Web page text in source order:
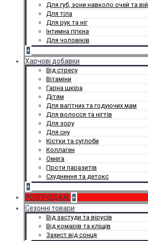
Для губ, зони навколо очей та вій
Для тіла
Для рук та ніг
Інтимна гігієна
Для чоловіків
+
Харчові добавки
Від стресу
Вітаміни
Гарна шкіра
Дітям
Для вагітних та годуючих мам
Для волосся та нігтів
Для зору
Для сну
Кістки та суглоби
Коллаген
Омега
Проти паразитів
Схуднення та детокс
+
РОЗПРОДАЖ +
Сезонні товари
Від застуди та вірусів
Від комарів та кліщів
Захист від сонця